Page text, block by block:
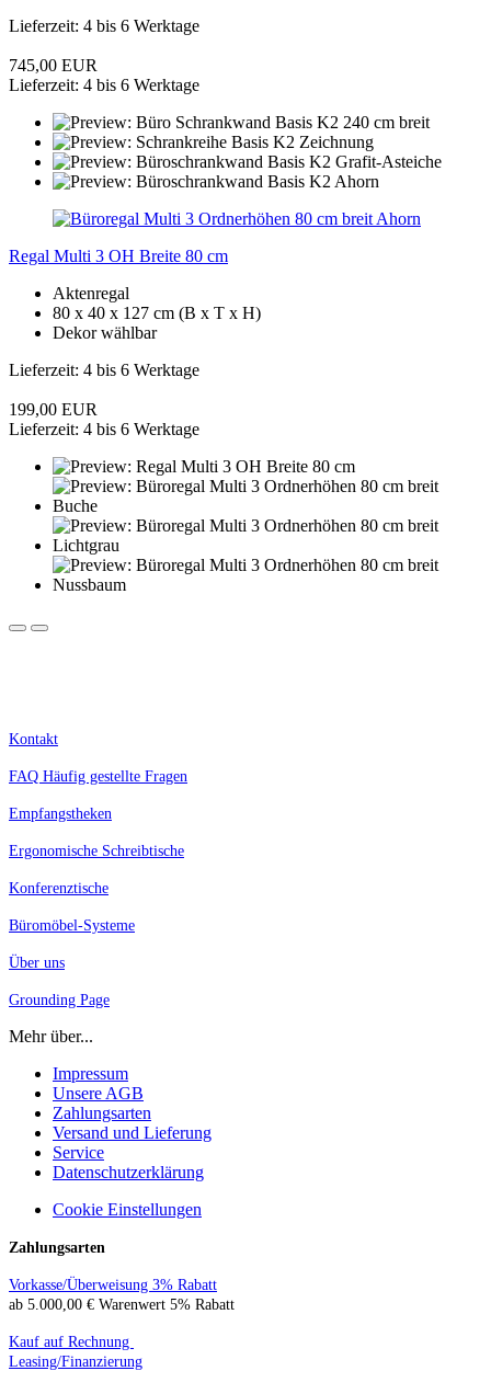
Lieferzeit: 4 bis 6 Werktage
745,00 EUR
Lieferzeit: 4 bis 6 Werktage
Regal Multi 3 OH Breite 80 cm
Aktenregal
80 x 40 x 127 cm (B x T x H)
Dekor wählbar
Lieferzeit: 4 bis 6 Werktage
199,00 EUR
Lieferzeit: 4 bis 6 Werktage
Kontakt
FAQ Häufig gestellte Fragen
Empfangstheken
Ergonomische Schreibtische
Konferenztische
Büromöbel-Systeme
Über uns
Grounding Page
Mehr über...
Impressum
Unsere AGB
Zahlungsarten
Versand und Lieferung
Service
Datenschutzerklärung
Cookie Einstellungen
Zahlungsarten
Vorkasse/Überweisung 3% Rabatt
ab 5.000,00 € Warenwert 5% Rabatt
Kauf auf Rechnung
Leasing/Finanzierung